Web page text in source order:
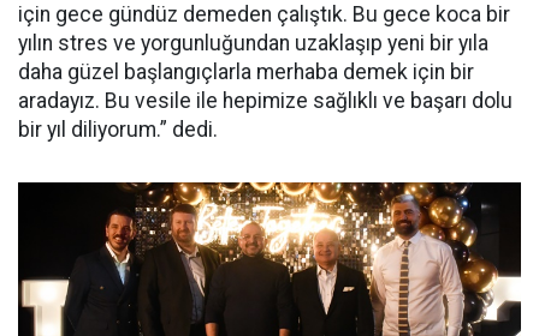
için gece gündüz demeden çalıştık. Bu gece koca bir
yılın stres ve yorgunluğundan uzaklaşıp yeni bir yıla
daha güzel başlangıçlarla merhaba demek için bir
aradayız. Bu vesile ile hepimize sağlıklı ve başarı dolu
bir yıl diliyorum.” dedi.